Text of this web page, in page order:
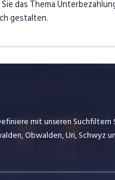
das Thema
gestalten.
mit unseren Suchfiltern
Obwalden, Uri, Schwyz